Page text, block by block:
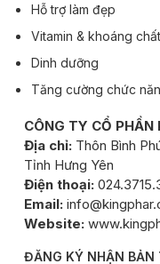
Hỗ trợ làm đẹp
Vitamin & khoáng chất
Dinh dưỡng
Tăng cường chức
CÔNG TY CỔ
Địa chỉ: Thôn Bình
Tỉnh Hưng Yên
Điện thoại:
Email:
Website:
ĐĂNG KÝ NHẬN BẢN